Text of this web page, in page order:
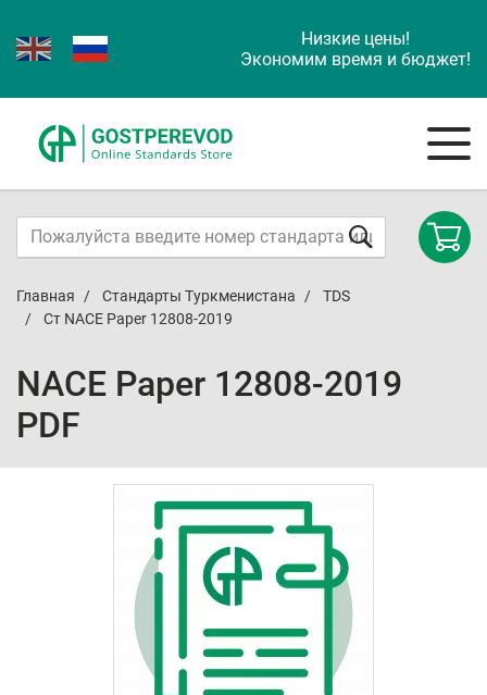
Низкие цены!
Экономим время и бюджет!
Главная Стандарты Туркменистана
TDS
Ст NACE Paper 12808-2019
NACE Paper 12808-2019
PDF